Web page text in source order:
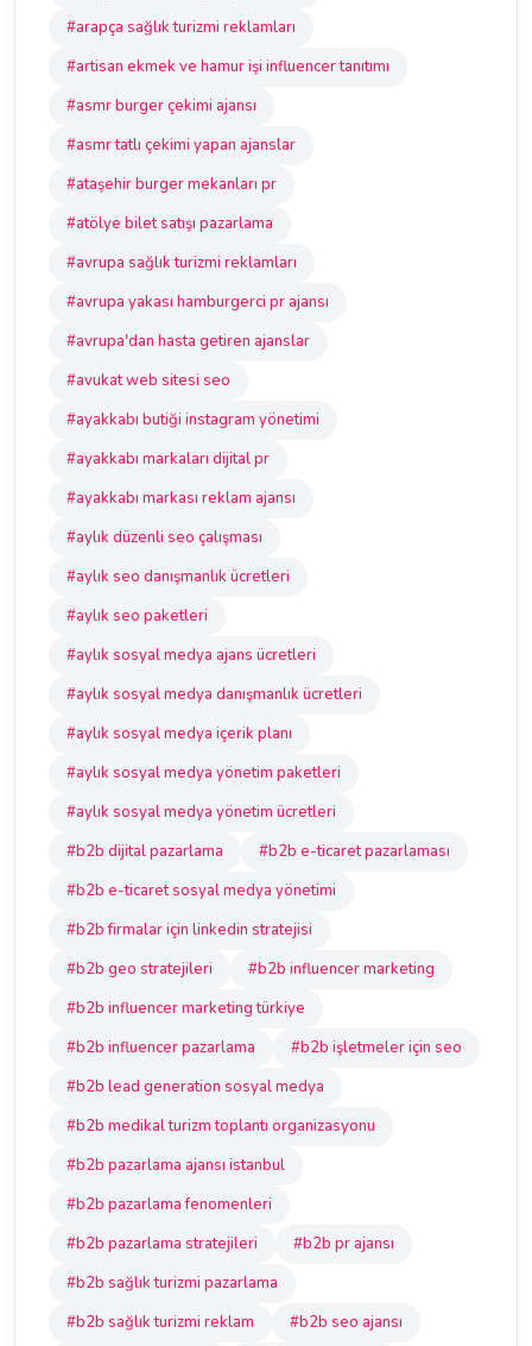
#arapça sağlık turizmi reklamları
#artisan ekmek ve hamur işi influencer tanıtımı
#asmr burger çekimi ajansı
#asmr tatlı çekimi yapan ajanslar
#ataşehir burger mekanları pr
#atölye bilet satışı pazarlama
#avrupa sağlık turizmi reklamları
#avrupa yakası hamburgerci pr ajansı
#avrupa'dan hasta getiren ajanslar
#avukat web sitesi seo
#ayakkabı butiği instagram yönetimi
#ayakkabı markaları dijital pr
#ayakkabı markası reklam ajansı
#aylık düzenli seo çalışması
#aylık seo danışmanlık ücretleri
#aylık seo paketleri
#aylık sosyal medya ajans ücretleri
#aylık sosyal medya danışmanlık ücretleri
#aylık sosyal medya içerik planı
#aylık sosyal medya yönetim paketleri
#aylık sosyal medya yönetim ücretleri
#b2b dijital pazarlama
#b2b e-ticaret pazarlaması
#b2b e-ticaret sosyal medya yönetimi
#b2b firmalar için linkedin stratejisi
#b2b geo stratejileri
#b2b influencer marketing
#b2b influencer marketing türkiye
#b2b influencer pazarlama
#b2b işletmeler için seo
#b2b lead generation sosyal medya
#b2b medikal turizm toplantı organizasyonu
#b2b pazarlama ajansı istanbul
#b2b pazarlama fenomenleri
#b2b pazarlama stratejileri
#b2b pr ajansı
#b2b sağlık turizmi pazarlama
#b2b sağlık turizmi reklam
#b2b seo ajansı